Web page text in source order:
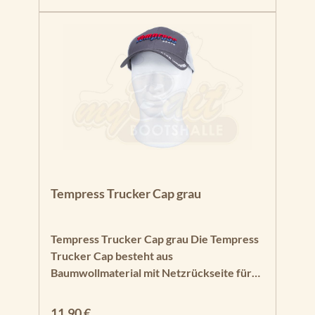
Netzrückseite.
Tempress Trucker Cap grau
Tempress Trucker Cap grau Die Tempress
Trucker Cap besteht aus
Baumwollmaterial mit Netzrückseite für
Wetter. Sie besitzt einen verstellbaren